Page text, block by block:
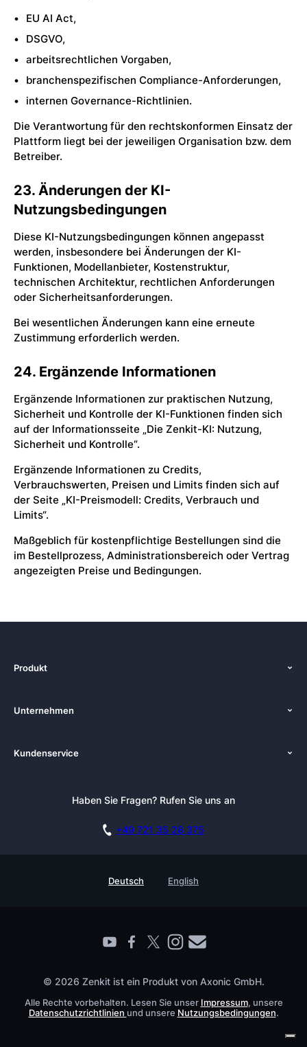
EU AI Act,
DSGVO,
arbeitsrechtlichen Vorgaben,
branchenspezifischen Compliance-Anforderungen,
internen Governance-Richtlinien.
Die Verantwortung für den rechtskonformen Einsatz der
Plattform liegt bei der jeweiligen Organisation bzw. dem
Betreiber.
23. Änderungen der KI-
Nutzungsbedingungen
Diese KI-Nutzungsbedingungen können angepasst
werden, insbesondere bei Änderungen der KI-
Funktionen, Modellanbieter, Kostenstruktur,
technischen Architektur, rechtlichen Anforderungen
oder Sicherheitsanforderungen.
Bei wesentlichen Änderungen kann eine erneute
Zustimmung erforderlich werden.
24. Ergänzende Informationen
Ergänzende Informationen zur praktischen Nutzung,
Sicherheit und Kontrolle der KI-Funktionen finden sich
auf der Informationsseite „Die Zenkit-KI: Nutzung,
Sicherheit und Kontrolle“.
Ergänzende Informationen zu Credits,
Verbrauchswerten, Preisen und Limits finden sich auf
der Seite „KI-Preismodell: Credits, Verbrauch und
Limits“.
Maßgeblich für kostenpflichtige Bestellungen sind die
im Bestellprozess, Administrationsbereich oder Vertrag
angezeigten Preise und Bedingungen.
Produkt
Preise
Lösungen
Integrationen
Unternehmen
Zenkit in der Presse
Kundenservice
Haben Sie Fragen? Rufen Sie uns an
+49 721 35 28 375
Deutsch English
© 2026 Zenkit ist ein Produkt von Axonic GmbH.
Alle Rechte vorbehalten. Lesen Sie unser Impressum, unsere
Datenschutzrichtlinien und unsere Nutzungsbedingungen.